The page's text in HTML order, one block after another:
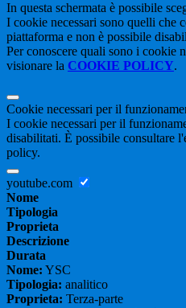
In questa schermata è possibile
I cookie necessari sono quelli che
piattaforma e non è possibile
Per conoscere quali sono i cookie
visionare la COOKIE POLICY.
Cookie necessari per il
I cookie necessari per il
disabilitati. È possibile consultare
policy.
youtube.com
Nome
Tipologia
Proprieta
Descrizione
Durata
Nome: YSC
Tipologia: analitico
Proprieta: Terza-parte